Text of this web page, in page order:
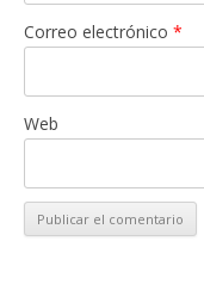
Correo electrónico *
Web